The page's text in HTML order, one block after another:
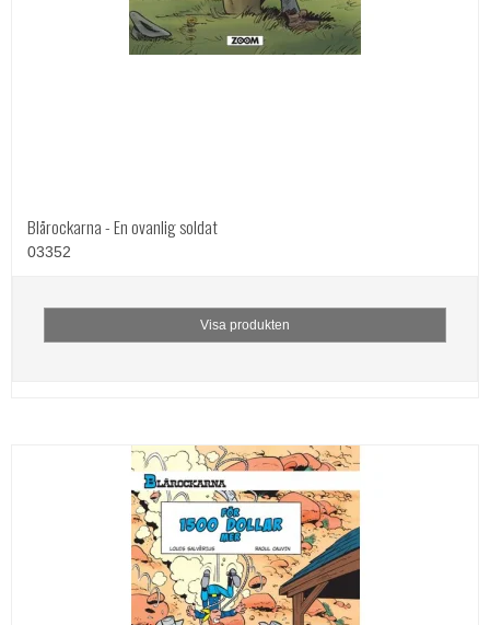
Blårockarna - En ovanlig soldat
03352
Visa produkten